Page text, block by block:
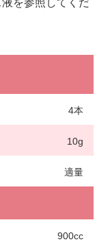
4本
10g
適量
900cc